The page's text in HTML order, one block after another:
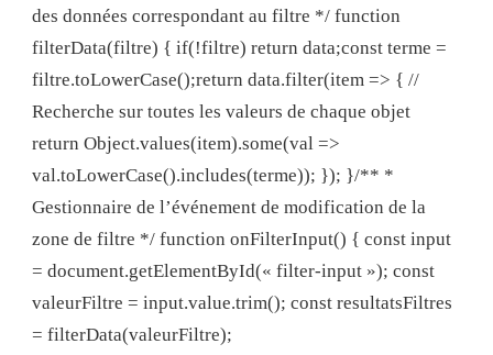
des données correspondant au filtre */ function
filterData(filtre) { if(!filtre) return data;const terme =
filtre.toLowerCase();return data.filter(item => { //
Recherche sur toutes les valeurs de chaque objet
return Object.values(item).some(val =>
val.toLowerCase().includes(terme)); }); }/** *
Gestionnaire de l’événement de modification de la
zone de filtre */ function onFilterInput() { const input
= document.getElementById(« filter-input »); const
valeurFiltre = input.value.trim(); const resultatsFiltres
= filterData(valeurFiltre);